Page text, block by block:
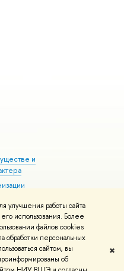
улучшения работы сайта
использования. Более
файлов cookies
обработки персональных
сайтом, вы
об
✖
и
здоровья